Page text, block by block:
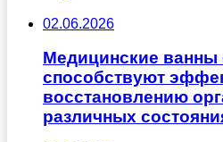
02.06.2026
Медицинские ванны
способствуют
восстановлению
различных